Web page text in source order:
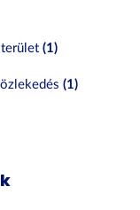
terület(1)
(1)